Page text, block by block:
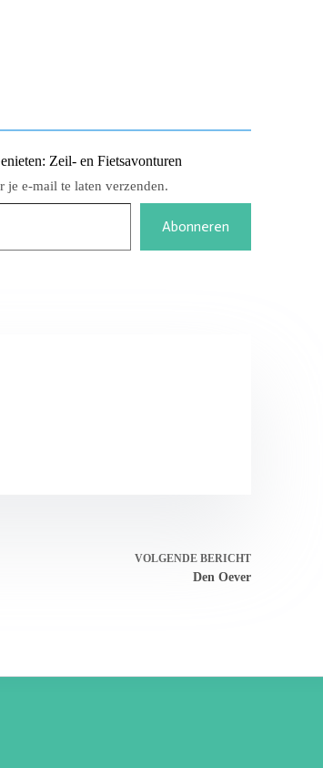
Zeil- en Fietsavonturen
je e-mail te laten verzenden.
Abonneren
VOLGENDE BERICHT
Den Oever